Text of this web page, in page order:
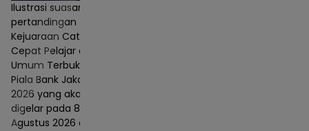
Ilustrasi suasana
pertandingan
Kejuaraan Catur
Cepat Pelajar dan
Umum Terbuka
Piala Bank Jakarta
2026 yang akan
digelar pada 8–9
Agustus 2026 di